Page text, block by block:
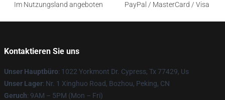
Im Nutzungsland angeboten
PayPal / MasterCard / Visa
Kontaktieren Sie uns
Unser Hauptbüro: 1022 Yorkmont Dr. Cypress, Tx 77429, Us
Unser Lager: Nr. 1 Xinghuo Road, Bozhou, Peking, CN
Geruch: 9AM – 5PM (Mon – Fri)